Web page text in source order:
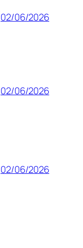
02/06/2026
02/06/2026
02/06/2026